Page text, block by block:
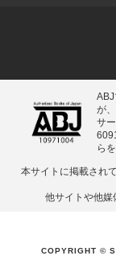
が
サ
ら
本サイトに掲載され
他サイトや他媒
COPYRIGHT ©